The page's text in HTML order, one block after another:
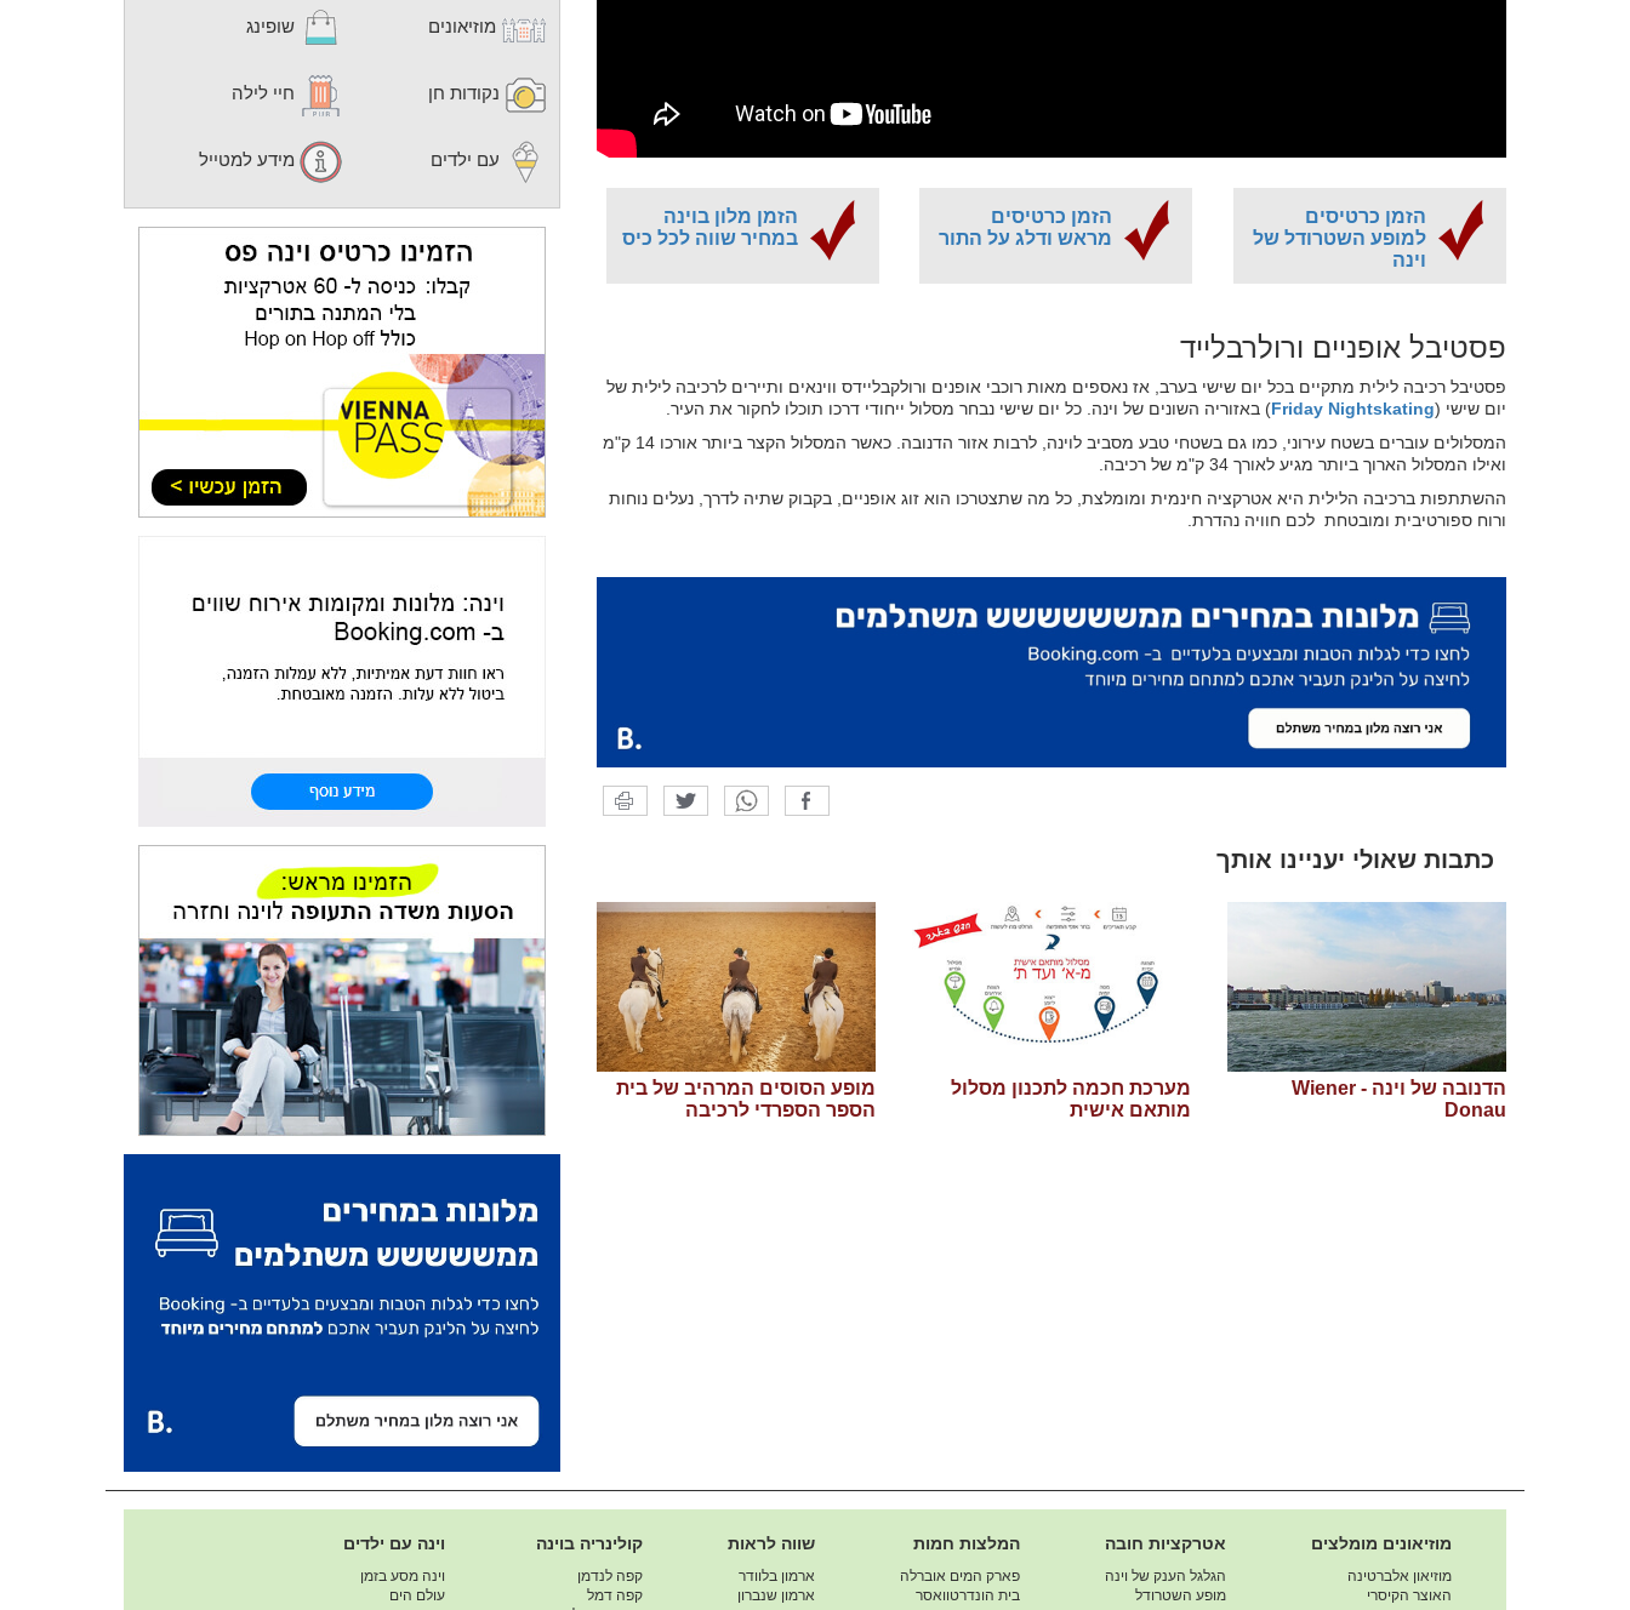
הזמן כרטיסים
למופע השטרודל של
וינה
הזמן כרטיסים
מראש ודלג על התור
הזמן מלון בוינה
במחיר שווה לכל כיס
פסטיבל אופניים ורולרבלייד
פסטיבל רכיבה לילית מתקיים בכל יום שישי בערב, אז נאספים מאות רוכבי אופנים ורולקבליידס ווינאים ותיירים לרכיבה לילית של
יום שישי (Friday Nightskating) באזוריה השונים של וינה. כל יום שישי נבחר מסלול ייחודי דרכו תוכלו לחקור את העיר.
המסלולים עוברים בשטח עירוני, כמו גם בשטחי טבע מסביב לוינה, לרבות אזור הדנובה. כאשר המסלול הקצר ביותר אורכו 14 ק"מ
ואילו המסלול הארוך ביותר מגיע לאורך 34 ק"מ של רכיבה.
ההשתתפות ברכיבה הלילית היא אטרקציה חינמית ומומלצת, כל מה שתצטרכו הוא זוג אופניים, בקבוק שתיה לדרך, נעלים נוחות
ורוח ספורטיבית ומובטחת לכם חוויה נהדרת.
כתבות שאולי יעניינו אותך
הדנובה של וינה - Wiener
Donau
מערכת חכמה לתכנון מסלול
מותאם אישית
מופע הסוסים המרהיב של בית
הספר הספרדי לרכיבה
מוזיאונים שופינג
נקודות חן חיי לילה
עם ילדים מידע למטייל
מוזיאונים מומלצים
מוזיאון אלברטינה
האוצר הקיסרי
אטרקציות חובה
הגלגל הענק של וינה
מופע השטרודל
המלצות חמות
פארק המים אוברלה
בית הונדרטוואסר
שווה לראות
ארמון בלוודר
ארמון שנברון
קולינריה בוינה
קפה לנדמן
קפה דמל
וינה עם ילדים
וינה מסע בזמן
עולם הים